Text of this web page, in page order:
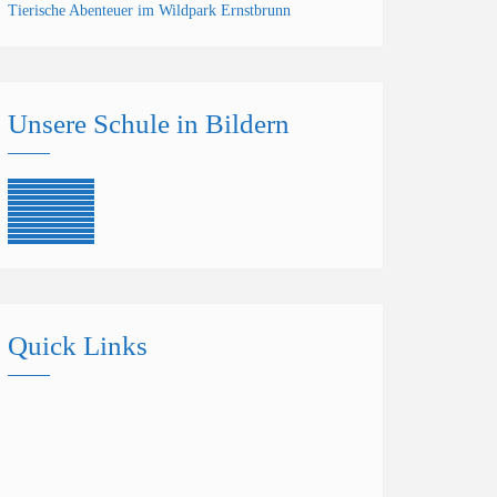
Tierische Abenteuer im Wildpark Ernstbrunn
Unsere Schule in Bildern
Quick Links